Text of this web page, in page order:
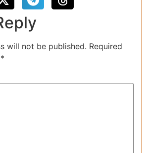
will not be published. Required
*